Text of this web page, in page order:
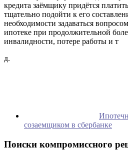
кредита заёмщику придётся
тщательно подойти к его
необходимости задаваться
ипотеке при продолжительной
инвалидности, потере работы и т
д.
созаемщиком в сбербанке
Поиски компромиссного